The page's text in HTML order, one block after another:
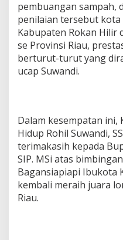
pembuangan sampah,
penilaian tersebut
Kabupaten Rokan Hilir
se Provinsi Riau,
berturut-turut yang
ucap Suwandi.
Dalam kesempatan ini,
Hidup Rohil Suwandi,
terimakasih kepada
SIP. MSi atas
Bagansiapiapi Ibukota
kembali meraih juara
Riau.